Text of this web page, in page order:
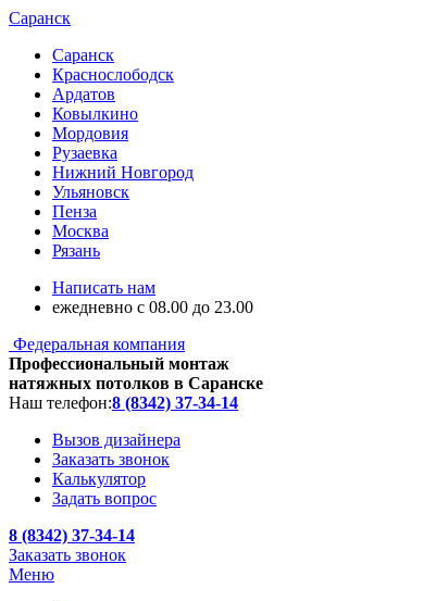
Саранск
Саранск
Краснослободск
Ардатов
Ковылкино
Мордовия
Рузаевка
Нижний Новгород
Ульяновск
Пенза
Москва
Рязань
Написать нам
ежедневно с 08.00 до 23.00
Федеральная компания
Профессиональный монтаж
натяжных потолков в Саранске
Наш телефон:8 (8342) 37-34-14
Вызов дизайнера
Заказать звонок
Калькулятор
Задать вопрос
8 (8342) 37-34-14
Заказать звонок
Меню